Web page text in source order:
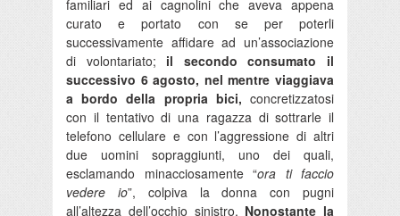
familiari ed ai cagnolini che aveva appena
curato e portato con se per poterli
successivamente affidare ad un’associazione
di volontariato; il secondo consumato il
successivo 6 agosto, nel mentre viaggiava
a bordo della propria bici, concretizzatosi
con il tentativo di una ragazza di sottrarle il
telefono cellulare e con l’aggressione di altri
due uomini sopraggiunti, uno dei quali,
esclamando minacciosamente “ora ti faccio
vedere io”, colpiva la donna con pugni
all’altezza dell’occhio sinistro. Nonostante la